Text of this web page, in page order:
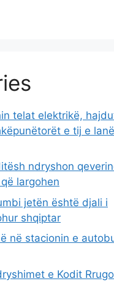
telat elektrikë,
e tij e
ndryshon
largohen
jetën është djali i
shqiptar
në stacionin e
e Kodit